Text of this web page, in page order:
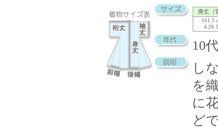
身丈（
161.5
4.26
10
し
を
に
ど